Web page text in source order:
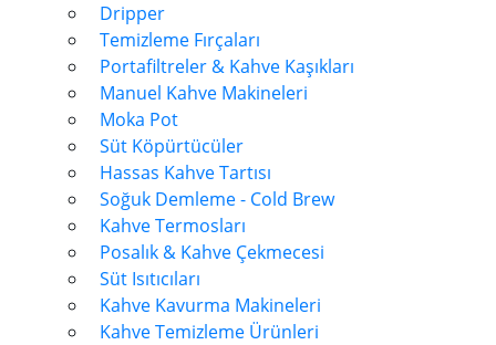
Dripper
Temizleme Fırçaları
Portafiltreler & Kahve Kaşıkları
Manuel Kahve Makineleri
Moka Pot
Süt Köpürtücüler
Hassas Kahve Tartısı
Soğuk Demleme - Cold Brew
Kahve Termosları
Posalık & Kahve Çekmecesi
Süt Isıtıcıları
Kahve Kavurma Makineleri
Kahve Temizleme Ürünleri